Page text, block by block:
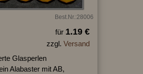
Best.Nr.:28006
für 1.19 €
zzgl. Versand
Glasperlen
Alabaster mit AB,